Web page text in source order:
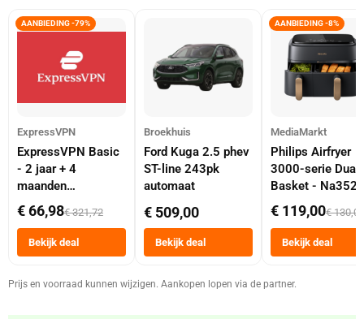
AANBIEDING -79%
ExpressVPN
ExpressVPN Basic
- 2 jaar + 4
maanden
abonnement
€ 66,98€ 321,72
Bekijk deal
Broekhuis
Ford Kuga 2.5 phev
ST-line 243pk
automaat
€ 509,00
Bekijk deal
AANBIEDING -8%
MediaMarkt
Philips Airfryer
3000-serie Dual
Basket -
Dubbele Mand 9
Tot 6 Personen
Heteluchtfriteuse
Zwart
€ 119,00€ 130,00
Bekijk deal
Prijs en voorraad kunnen wijzigen. Aankopen lopen via de partner.